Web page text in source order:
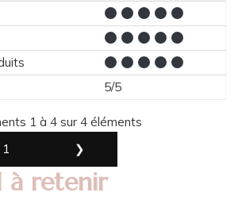
5/5
1 à 4 sur 4 éléments
1 ❯
à retenir